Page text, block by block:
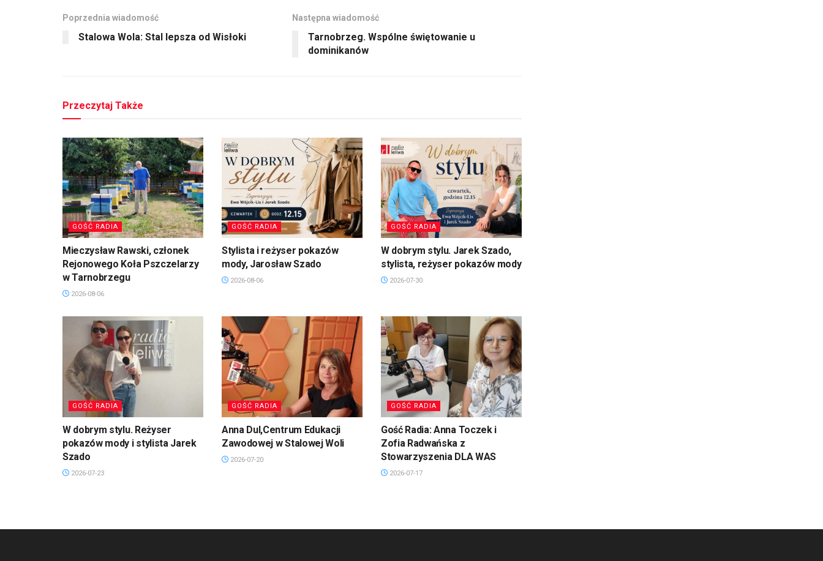
Poprzednia wiadomość
Stalowa Wola: Stal lepsza od Wisłoki
Następna wiadomość
Tarnobrzeg. Wspólne świętowanie u
dominikanów
Przeczytaj Także
GOŚĆ RADIA
Mieczysław Rawski, członek
Rejonowego Koła Pszczelarzy
w Tarnobrzegu
2026-08-06
GOŚĆ RADIA
Stylista i reżyser pokazów
mody, Jarosław Szado
2026-08-06
GOŚĆ RADIA
W dobrym stylu. Jarek Szado,
stylista, reżyser pokazów mody
2026-07-30
GOŚĆ RADIA
W dobrym stylu. Reżyser
pokazów mody i stylista Jarek
Szado
2026-07-23
GOŚĆ RADIA
Anna Dul,Centrum Edukacji
Zawodowej w Stalowej Woli
2026-07-20
GOŚĆ RADIA
Gość Radia: Anna Toczek i
Zofia Radwańska z
Stowarzyszenia DLA WAS
2026-07-17